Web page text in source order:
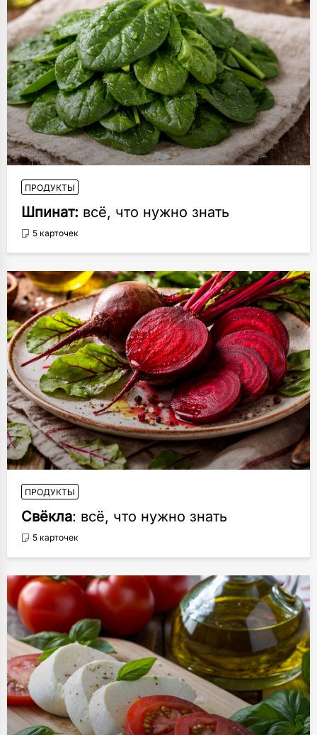
ПРОДУКТЫ
Шпинат: всё, что нужно знать
5 карточек
ПРОДУКТЫ
Свёкла: всё, что нужно знать
5 карточек